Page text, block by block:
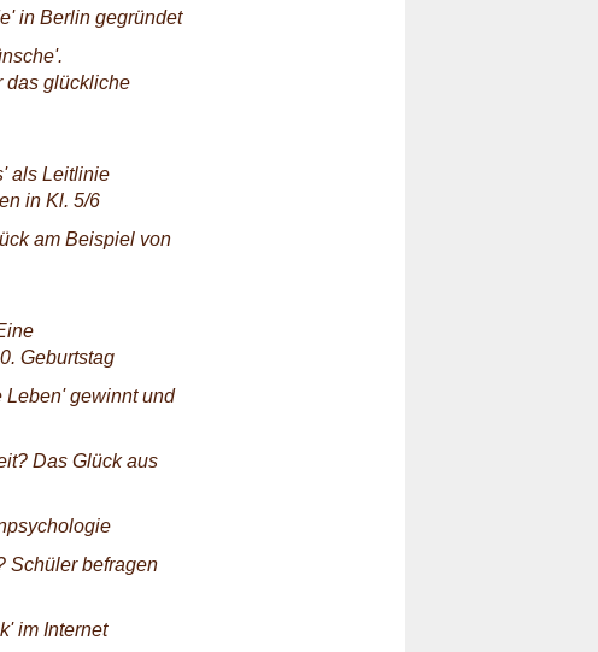
in Berlin gegründet
das glückliche
als Leitlinie
in Kl. 5/6
am Beispiel von
Geburtstag
Leben' gewinnt und
Das Glück aus
Schüler befragen
im Internet